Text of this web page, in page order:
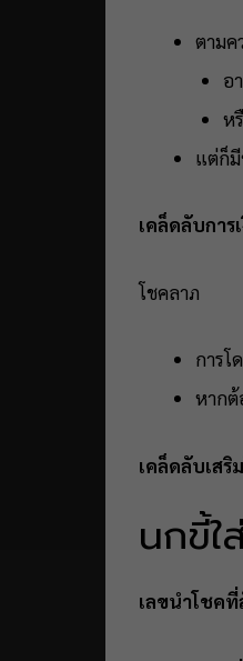
ตามค
อ
ห
แต่ก็
เคล็ดลับการ
โชคลาภ
การโ
หากต้
เคล็ดลับเสริ
นกขี้ใ
เลขนำโชค